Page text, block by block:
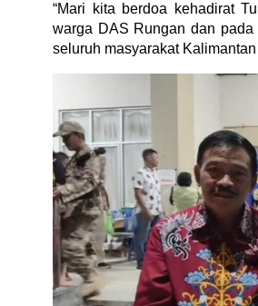
“Mari kita berdoa kehadirat
warga DAS Rungan dan
seluruh masyarakat